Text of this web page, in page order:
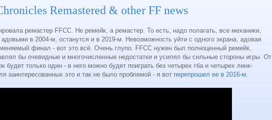
Remastered & other FF news
ремастер FFCC. Не ремейк, а ремастер. То есть, надо полагать, все механики,
в 2004-м, останутся и в 2019-м. Невозможность уйти с одного экрана, адовая
финал - вот это всё. Очень глупо. FFCC нужен был полноценный ремейк,
бы очевидные и многочисленные недостатки и усилял бы сильные стороны игры. От
будет только один - в него можно будет поиграть без четырех гба и четырех линк-
заинтересованных это и так не было проблемой - я вот перепрошел ее в 2016-м.